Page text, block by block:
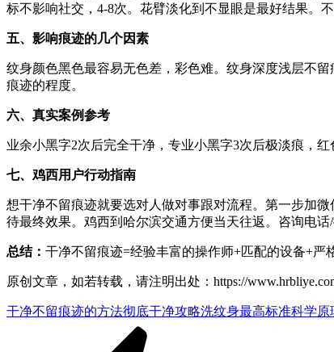
标不影响社交，4-8次。花臂淡化到不显眼是最好结果。不
五、影响痕迹的几个因素
纹身颜色黑色最容易无色差，彩色难。纹身深度浅层不
痕迹的程度。
六、真实案例参考
业余小黑字2次后完全干净，专业小黑字3次后极淡痕，
七、鸡西用户行动指南
想干净不留痕迹就要选对人做对事跟对流程。第一步加微
待最终效果。鸡西到哈尔滨交通方便当天往返。咨询电话/
总结： 干净不留痕迹=经验丰富的操作师+匹配的设备+严
原创文章，如若转载，请注明出处：https://
干净不留痕迹的方法彻底干净攻略洗纹身最高标准科学原